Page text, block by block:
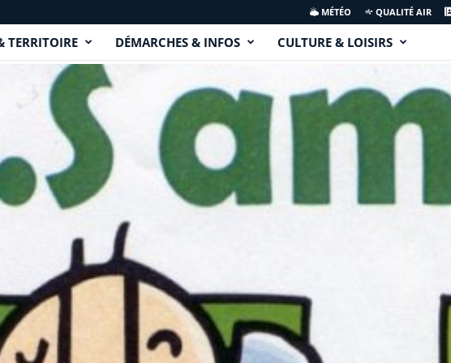
MÉTÉO QUALITÉ AIR
TERRITOIRE DÉMARCHES & INFOS CULTURE & LOISIRS